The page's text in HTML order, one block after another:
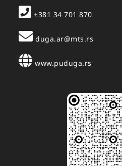
+381 34 701 870
duga.ar@mts.rs
www.puduga.rs